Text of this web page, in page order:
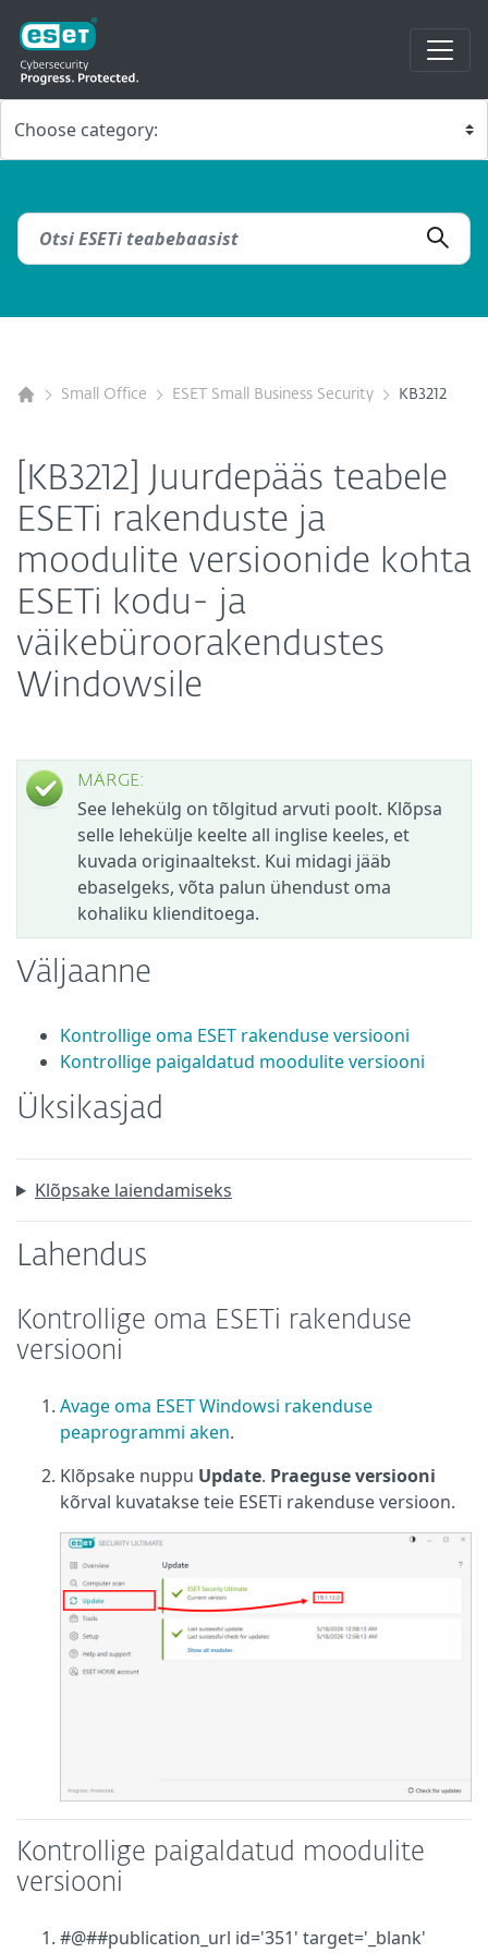
Small Office ESET Small Business Security KB3212
[KB3212] Juurdepääs teabele
ESETi rakenduste ja
moodulite versioonide kohta
ESETi kodu- ja
väikebüroorakendustes
Windowsile
MÄRGE:
See lehekülg on tõlgitud arvuti poolt. Klõpsa
selle lehekülje keelte all inglise keeles, et
kuvada originaaltekst. Kui midagi jääb
ebaselgeks, võta palun ühendust oma
kohaliku klienditoega.
Väljaanne
Kontrollige oma ESET rakenduse versiooni
Kontrollige paigaldatud moodulite versiooni
Üksikasjad
Klõpsake laiendamiseks
Lahendus
Kontrollige oma ESETi rakenduse
versiooni
Avage oma ESET Windowsi rakenduse
peaprogrammi aken.
Klõpsake nuppu Update. Praeguse versiooni
kõrval kuvatakse teie ESETi rakenduse versioon.
Kontrollige paigaldatud moodulite
versiooni
#@##publication_url id='351' target='_blank'